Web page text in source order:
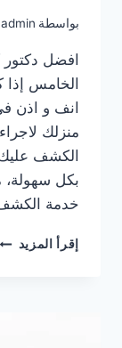
بواسطة admin
افضل
الخامس
انف و اذن
منزلك
الكشف
بكل سهولة،
خدمة
إقرأ المزيد